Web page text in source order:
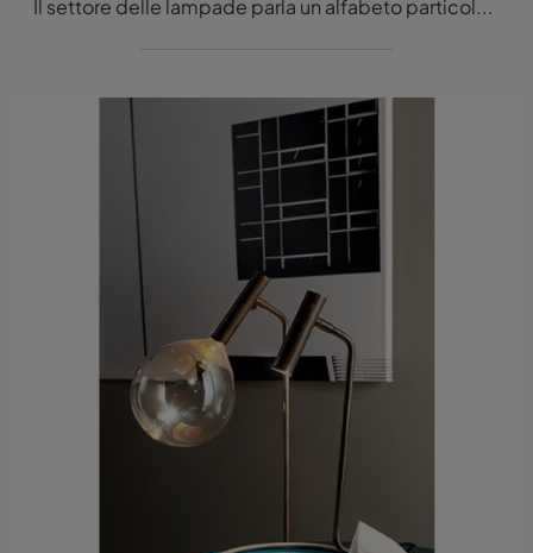
Il settore delle lampade parla un alfabeto particolare ma dialoga allo stesso tempo con le soluzioni di casa, mixando le doti di funzionalità con ...